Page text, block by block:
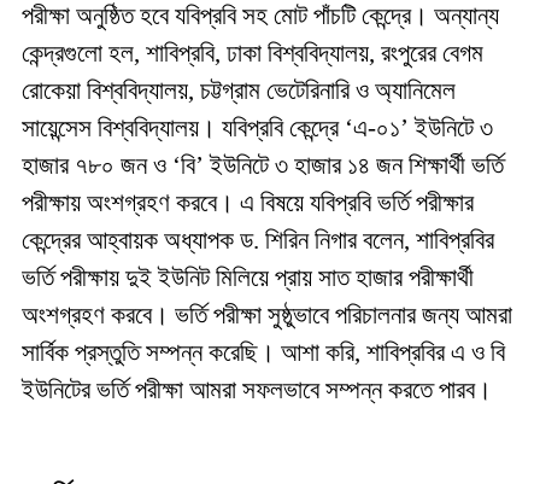
পরীক্ষা অনুষ্ঠিত হবে যবিপ্রবি সহ মোট পাঁচটি কেন্দ্রে। অন্যান্য
কেন্দ্রগুলো হল, শাবিপ্রবি, ঢাকা বিশ্ববিদ্যালয়, রংপুরের বেগম
রোকেয়া বিশ্ববিদ্যালয়, চট্টগ্রাম ভেটেরিনারি ও অ্যানিমেল
সায়েন্সেস বিশ্ববিদ্যালয়। যবিপ্রবি কেন্দ্রে ‘এ-০১’ ইউনিটে ৩
হাজার ৭৮০ জন ও ‘বি’ ইউনিটে ৩ হাজার ১৪ জন শিক্ষার্থী ভর্তি
পরীক্ষায় অংশগ্রহণ করবে। এ বিষয়ে যবিপ্রবি ভর্তি পরীক্ষার
কেন্দ্রের আহ্বায়ক অধ্যাপক ড. শিরিন নিগার বলেন, শাবিপ্রবির
ভর্তি পরীক্ষায় দুই ইউনিট মিলিয়ে প্রায় সাত হাজার পরীক্ষার্থী
অংশগ্রহণ করবে। ভর্তি পরীক্ষা সুষ্ঠুভাবে পরিচালনার জন্য আমরা
সার্বিক প্রস্তুতি সম্পন্ন করেছি। আশা করি, শাবিপ্রবির এ ও বি
ইউনিটের ভর্তি পরীক্ষা আমরা সফলভাবে সম্পন্ন করতে পারব।